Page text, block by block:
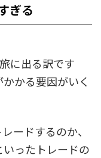
ぎる
に出る訳です
かる要因がいく
ードするのか、
ったトレードの